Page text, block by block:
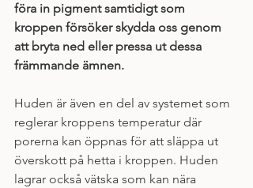
föra in pigment samtidigt som
kroppen försöker skydda oss genom
att bryta ned eller pressa ut dessa
främmande ämnen.
Huden är även en del av systemet som
reglerar kroppens temperatur där
porerna kan öppnas för att släppa ut
överskott på hetta i kroppen. Huden
lagrar också vätska som kan nära